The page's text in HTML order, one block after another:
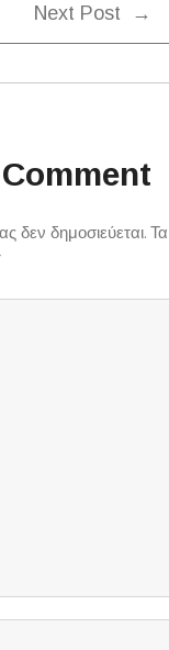
Next Post →
δεν δημοσιεύεται.